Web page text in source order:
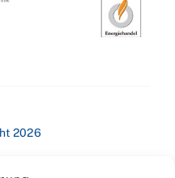
2026